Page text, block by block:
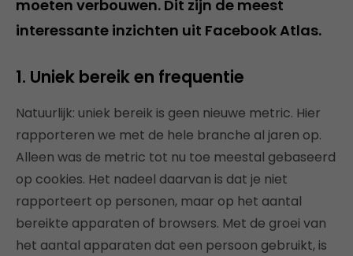
moeten verbouwen. Dit zijn de meest
interessante inzichten uit Facebook Atlas.
1. Uniek bereik en frequentie
Natuurlijk: uniek bereik is geen nieuwe metric. Hier
rapporteren we met de hele branche al jaren op.
Alleen was de metric tot nu toe meestal gebaseerd
op cookies. Het nadeel daarvan is dat je niet
rapporteert op personen, maar op het aantal
bereikte apparaten of browsers. Met de groei van
het aantal apparaten dat een persoon gebruikt, is